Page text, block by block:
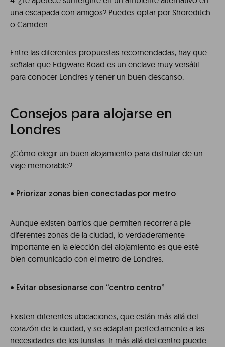
una escapada con amigos? Puedes optar por Shoreditch
o Camden.
Entre las diferentes propuestas recomendadas, hay que
señalar que Edgware Road es un enclave muy versátil
para conocer Londres y tener un buen descanso.
Consejos para alojarse en
Londres
¿Cómo elegir un buen alojamiento para disfrutar de un
viaje memorable?
• Priorizar zonas bien conectadas por metro
Aunque existen barrios que permiten recorrer a pie
diferentes zonas de la ciudad, lo verdaderamente
importante en la elección del alojamiento es que esté
bien comunicado con el metro de Londres.
• Evitar obsesionarse con “centro centro”
Existen diferentes ubicaciones, que están más allá del
corazón de la ciudad, y se adaptan perfectamente a las
necesidades de los turistas. Ir más allá del centro puede